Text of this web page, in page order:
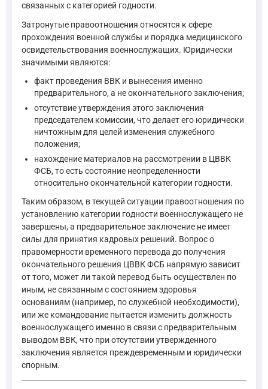
связанных с категорией годности.
Затронутые правоотношения относятся к сфере
прохождения военной службы и порядка медицинского
освидетельствования военнослужащих. Юридически
значимыми являются:
факт проведения ВВК и вынесения именно
предварительного, а не окончательного заключения;
отсутствие утверждения этого заключения
председателем комиссии, что делает его юридически
ничтожным для целей изменения служебного
положения;
нахождение материалов на рассмотрении в ЦВВК
ФСБ, то есть состояние неопределенности
относительно окончательной категории годности.
Таким образом, в текущей ситуации правоотношения по
установлению категории годности военнослужащего не
завершены, а предварительное заключение не имеет
силы для принятия кадровых решений. Вопрос о
правомерности временного перевода до получения
окончательного решения ЦВВК ФСБ напрямую зависит
от того, может ли такой перевод быть осуществлен по
иным, не связанным с состоянием здоровья
основаниям (например, по служебной необходимости),
или же командование пытается изменить должность
военнослужащего именно в связи с предварительным
выводом ВВК, что при отсутствии утвержденного
заключения является преждевременным и юридически
спорным.